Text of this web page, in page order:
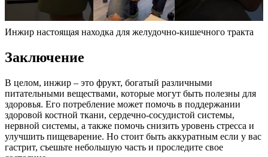
Инжир настоящая находка для желудочно-кишечного тракта
Заключение
В целом, инжир – это фрукт, богатый различными
питательными веществами, которые могут быть полезны для
здоровья. Его потребление может помочь в поддержании
здоровой костной ткани, сердечно-сосудистой системы,
нервной системы, а также помочь снизить уровень стресса и
улучшить пищеварение. Но стоит быть аккуратным если у вас
гастрит, съешьте небольшую часть и проследите свое